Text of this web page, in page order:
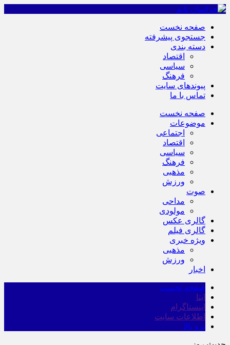
صفحه نخست
جستجوی پیشرفته
دسته بندی
اقتصاد
سیاسی
فرهنگ
پیوندهای سایت
تماس با ما
صفحه نخست
موضوعات
اجتماعی
اقتصاد
سیاسی
فرهنگ
مذهبی
ورزش
صوت
مداحی
مولودی
گالری عکس
گالری فیلم
ویژه خبری
مذهبی
ورزش
اخبار
صفحه نخست
ایتا
اینستاگرام
اطلاعات سایت
برو بالا